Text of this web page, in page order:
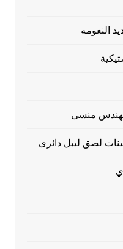
النعومه
منسى
لصق ليبل دائرى